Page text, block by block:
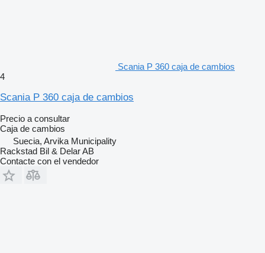
Scania P 360 caja de cambios
4
Scania P 360 caja de cambios
Precio a consultar
Caja de cambios
Suecia, Arvika Municipality
Rackstad Bil & Delar AB
Contacte con el vendedor